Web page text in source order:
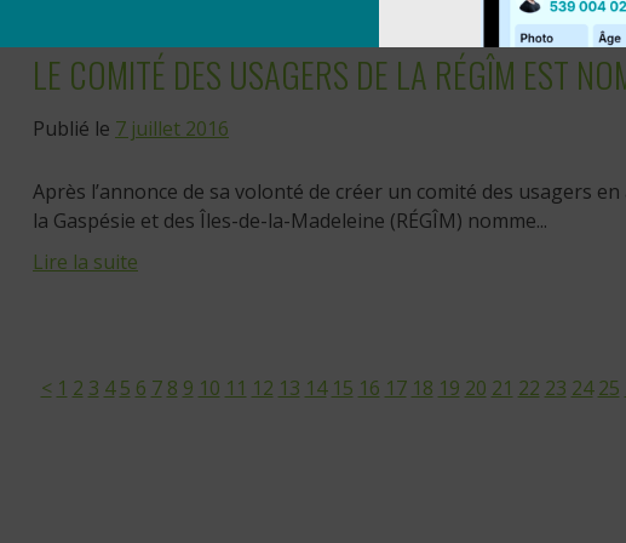
LE COMITÉ DES USAGERS DE LA RÉGÎM EST
Publié le 7 juillet 2016
Après l’annonce de sa volonté de créer un comité des usagers
la Gaspésie et des Îles-de-la-Madeleine (RÉGÎM) nomme...
Lire la suite
< 1 2 3 4 5 6 7 8 9 10 11 12 13 14 15 16 17 18 19 20 21 22 23 24 25